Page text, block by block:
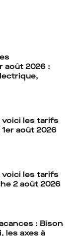
août 2026 :
voici les tarifs
août 2026
voici les tarifs
2 août 2026
: Bison
les axes à